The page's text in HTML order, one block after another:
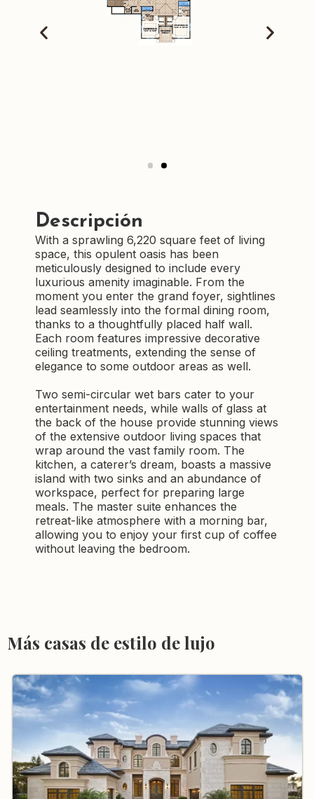
Descripción
With a sprawling 6,220 square feet of living
space, this opulent oasis has been
meticulously designed to include every
luxurious amenity imaginable. From the
moment you enter the grand foyer, sightlines
lead seamlessly into the formal dining room,
thanks to a thoughtfully placed half wall.
Each room features impressive decorative
ceiling treatments, extending the sense of
elegance to some outdoor areas as well.
Two semi-circular wet bars cater to your
entertainment needs, while walls of glass at
the back of the house provide stunning views
of the extensive outdoor living spaces that
wrap around the vast family room. The
kitchen, a caterer’s dream, boasts a massive
island with two sinks and an abundance of
workspace, perfect for preparing large
meals. The master suite enhances the
retreat-like atmosphere with a morning bar,
allowing you to enjoy your first cup of coffee
without leaving the bedroom.
Más casas de estilo de lujo